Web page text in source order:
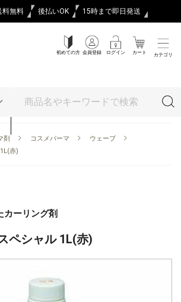
料無料 後払いOK 15時まで即日発送
初めての方 会員登録 ログイン カート カテゴリ
剤 コスメパーマ
ウェーブ
赤)
カーリング剤
ペシャル 1L(赤)